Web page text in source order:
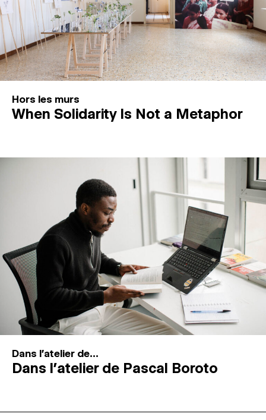
Hors les murs
When Solidarity Is Not a Metaphor
Dans l'atelier de...
Dans l’atelier de Pascal Boroto